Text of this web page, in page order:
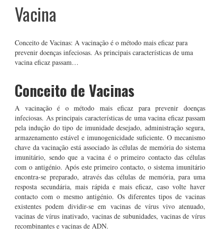
Vacina
Conceito de Vacinas: A vacinação é o método mais eficaz para
prevenir doenças infeciosas. As principais características de uma
vacina eficaz passam…
Conceito de Vacinas
A vacinação é o método mais eficaz para prevenir doenças
infeciosas. As principais características de uma vacina eficaz passam
pela indução do tipo de imunidade desejado, administração segura,
armazenamento estável e imunogenicidade suficiente. O mecanismo
chave da vacinação está associado às células de memória do sistema
imunitário, sendo que a vacina é o primeiro contacto das células
com o antigénio. Após este primeiro contacto, o sistema imunitário
encontra-se preparado, através das células de memória, para uma
resposta secundária, mais rápida e mais eficaz, caso volte haver
contacto com o mesmo antigénio. Os diferentes tipos de vacinas
existentes podem dividir-se em vacinas de vírus vivo atenuado,
vacinas de vírus inativado, vacinas de subunidades, vacinas de vírus
recombinantes e vacinas de ADN.